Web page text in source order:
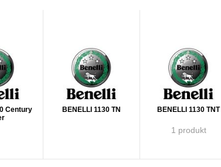
Century
BENELLI 1130 TN BENELLI 1130 TNT
1 produkt